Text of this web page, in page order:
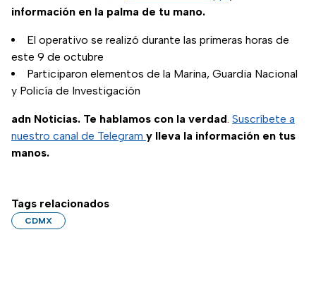
información en la palma de tu mano.
El operativo se realizó durante las primeras horas de
este 9 de octubre
Participaron elementos de la Marina, Guardia Nacional
y Policía de Investigación
adn Noticias. Te hablamos con la verdad. Suscríbete a
nuestro canal de Telegram y lleva la información en tus
manos.
Tags relacionados
CDMX